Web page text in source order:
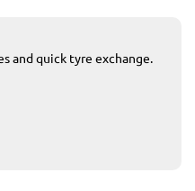
and quick tyre exchange.